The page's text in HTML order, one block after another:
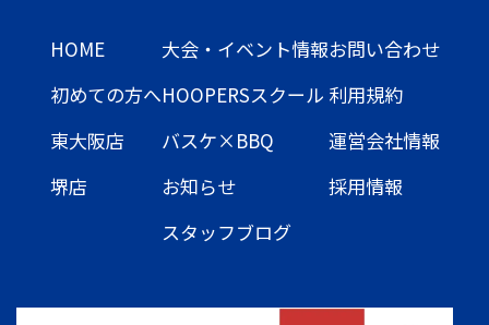
HOME
初めての方へ
東大阪店
堺店
大会・イベント情報
HOOPERSスクール
バスケ×BBQ
お知らせ
スタッフブログ
お問い合わせ
利用規約
運営会社情報
採用情報